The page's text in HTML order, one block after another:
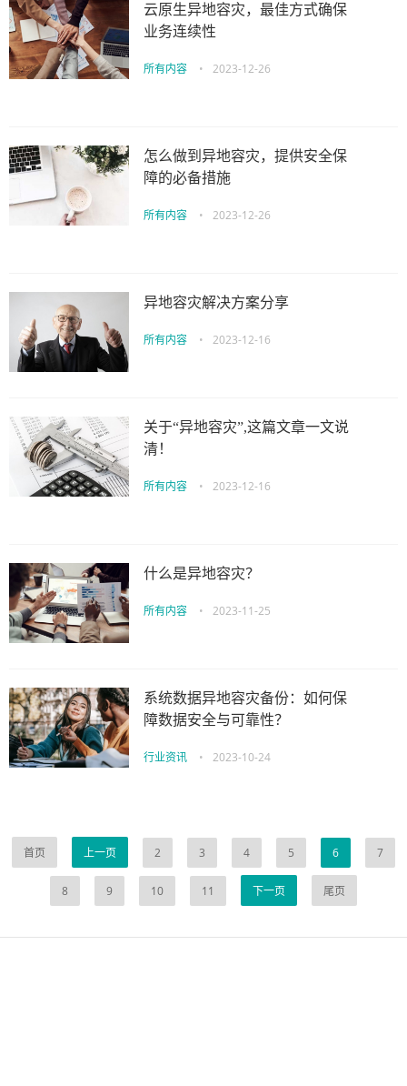
云原生异地容灾，最佳方式确保
业务连续性
所有内容 • 2023-12-26
怎么做到异地容灾，提供安全保
障的必备措施
所有内容 • 2023-12-26
异地容灾解决方案分享
所有内容 • 2023-12-16
关于“异地容灾”,这篇文章一文说
清！
所有内容 • 2023-12-16
什么是异地容灾？
所有内容 • 2023-11-25
系统数据异地容灾备份：如何保
障数据安全与可靠性？
行业资讯 • 2023-10-24
首页 上一页 2 3 4 5 6 7
8 9 10 11 下一页 尾页